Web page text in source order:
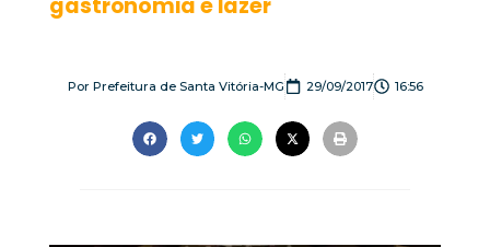
gastronomia e lazer
PorPrefeitura de Santa Vitória-MG 29/09/2017 16:56